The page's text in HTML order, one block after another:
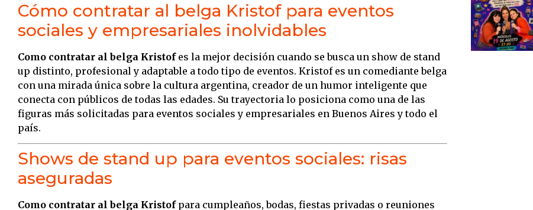
Cómo contratar al belga Kristof para eventos
sociales y empresariales inolvidables
Como contratar al belga Kristofes la mejor decisión cuando se busca un show de stand
up distinto, profesional y adaptable a todo tipo de eventos. Kristof es un comediante belga
con una mirada única sobre la cultura argentina, creador de un humor inteligente que
conecta con públicos de todas las edades. Su trayectoria lo posiciona como una de las
figuras más solicitadas para eventos sociales y empresariales en Buenos Aires y todo el
país.
Shows de stand up para eventos sociales: risas
aseguradas
Como contratar al belga Kristofpara cumpleaños, bodas, fiestas privadas o reuniones